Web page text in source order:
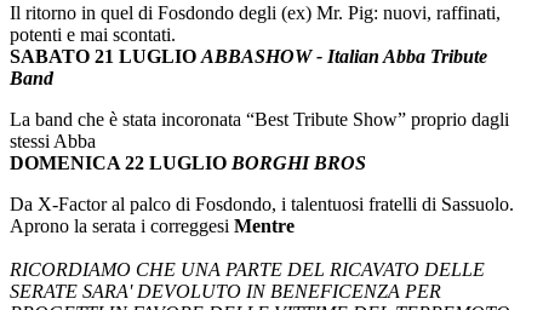
Il ritorno in quel di Fosdondo degli (ex) Mr. Pig: nuovi, raffinati,
potenti e mai scontati.
SABATO 21 LUGLIO ABBASHOW - Italian Abba Tribute
Band
La band che è stata incoronata “Best Tribute Show” proprio dagli
stessi Abba
DOMENICA 22 LUGLIO BORGHI BROS
Da X-Factor al palco di Fosdondo, i talentuosi fratelli di Sassuolo.
Aprono la serata i correggesi Mentre
RICORDIAMO CHE UNA PARTE DEL RICAVATO DELLE
SERATE SARA' DEVOLUTO IN BENEFICENZA PER